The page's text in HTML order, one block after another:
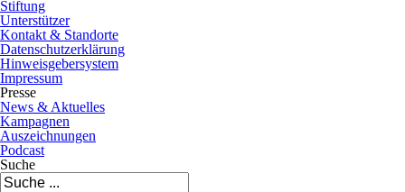
Stiftung
Unterstützer
Kontakt & Standorte
Datenschutzerklärung
Hinweisgebersystem
Impressum
Presse
News & Aktuelles
Kampagnen
Auszeichnungen
Podcast
Suche